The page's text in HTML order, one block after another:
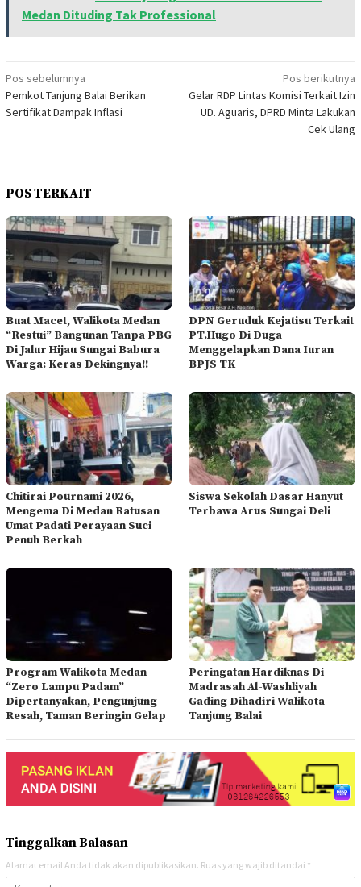
Medan Dituding Tak Professional
Navigasi
pos
Pos sebelumnya
Pemkot Tanjung Balai Berikan
Sertifikat Dampak Inflasi
Pos berikutnya
Gelar RDP Lintas Komisi Terkait Izin
UD. Aguaris, DPRD Minta Lakukan
Cek Ulang
POS TERKAIT
Buat Macet, Walikota Medan
“Restui” Bangunan Tanpa PBG
Di Jalur Hijau Sungai Babura
Warga: Keras Dekingnya!!
DPN Geruduk Kejatisu Terkait
PT.Hugo Di Duga
Menggelapkan Dana Iuran
BPJS TK
Chitirai Pournami 2026,
Mengema Di Medan Ratusan
Umat Padati Perayaan Suci
Penuh Berkah
Siswa Sekolah Dasar Hanyut
Terbawa Arus Sungai Deli
Program Walikota Medan
“Zero Lampu Padam”
Dipertanyakan, Pengunjung
Resah, Taman Beringin Gelap
Peringatan Hardiknas Di
Madrasah Al-Washliyah
Gading Dihadiri Walikota
Tanjung Balai
Tinggalkan Balasan
Alamat email Anda tidak akan dipublikasikan. Ruas yang wajib ditandai *